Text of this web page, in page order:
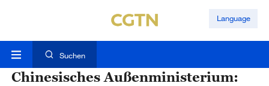
Language
Suchen
Chinesisches Außenministerium: